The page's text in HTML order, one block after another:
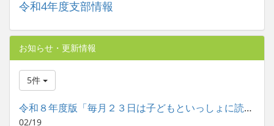
令和4年度支部情報
お知らせ・更新情報
5件
令和８年度版「毎月２３日は子どもといっしょに読書の日」ポスタ...
02/19